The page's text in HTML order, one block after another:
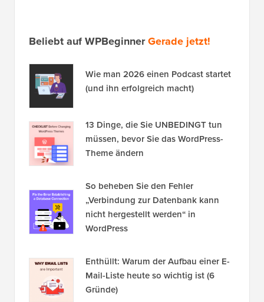
Beliebt auf WPBeginnerGerade jetzt!
Wie man 2026 einen Podcast startet
(und ihn erfolgreich macht)
13 Dinge, die Sie UNBEDINGT tun
müssen, bevor Sie das WordPress-
Theme ändern
So beheben Sie den Fehler
„Verbindung zur Datenbank kann
nicht hergestellt werden“ in
WordPress
Enthüllt: Warum der Aufbau einer E-
Mail-Liste heute so wichtig ist (6
Gründe)